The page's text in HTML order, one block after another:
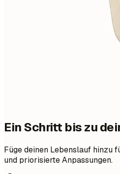
Ein Schritt bis zu
Füge deinen Lebenslauf hinzu
und priorisierte Anpassungen.